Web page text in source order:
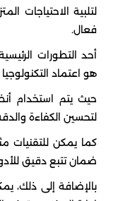
لتلبية الاحتياجات
فعال.
أحد التطورات
هو اعتماد التكنولوجيا
حيث يتم استخدام
لتحسين الكفاءة
كما يمكن للتقنيات
ضمان تتبع دقيق
بالإضافة إلى ذلك،